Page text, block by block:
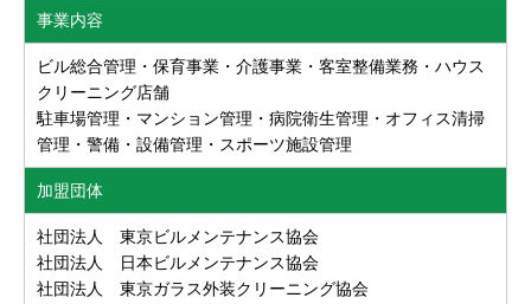
事業内容
ビル総合管理・保育事業・介護事業・客室整備業務・ハウス
クリーニング店舗
駐車場管理・マンション管理・病院衛生管理・オフィス清掃
管理・警備・設備管理・スポーツ施設管理
加盟団体
社団法人 東京ビルメンテナンス協会
社団法人 日本ビルメンテナンス協会
社団法人 東京ガラス外装クリーニング協会